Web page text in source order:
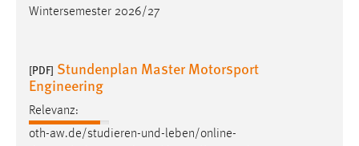
Wintersemester 2026/27
[PDF] Stundenplan Master Motorsport
Engineering
Relevanz:
oth-aw.de/studieren-und-leben/online-